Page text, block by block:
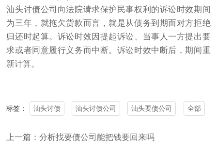
汕头讨债公司向法院请求保护民事权利的诉讼时效期间
为三年，就拖欠货款而言，就是从债务到期而对方拒绝
归还时起算。诉讼时效因提起诉讼、当事人一方提出要
求或者同意履行义务而中断。诉讼时效中断后，期间重
新计算。
标签： 汕头讨债 汕头讨债公司 汕头要债公司 全部
上一篇：分析找要债公司能把钱要回来吗